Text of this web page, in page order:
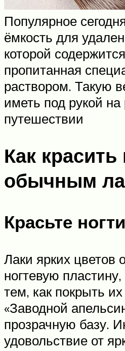
Популярное
ёмкость для
которой
пропитанная
раствором. Такую
иметь под рукой
путешествии
Как красить
обычным
Красьте
Лаки ярких цветов
ногтевую
тем, как покрыть
«Заводной
прозрачную базу.
удовольствие от